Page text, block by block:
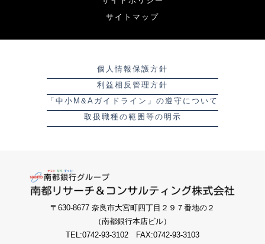
サイトマップ
個人情報保護方針
利益相反管理方針
「中小M&Aガイドライン」の遵守について
取扱職種の範囲等の明示
〒630-8677 奈良市大宮町四丁目２９７番地の２
（南都銀行本店ビル）
TEL:0742-93-3102 FAX:0742-93-3103